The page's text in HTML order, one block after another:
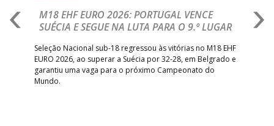
M18 EHF EURO 2026: PORTUGAL VENCE
SUÉCIA E SEGUE NA LUTA PARA O 9.º LUGAR
Seleção Nacional sub-18 regressou às vitórias no M18 EHF
EURO 2026, ao superar a Suécia por 32-28, em Belgrado e
garantiu uma vaga para o próximo Campeonato do
Mundo.